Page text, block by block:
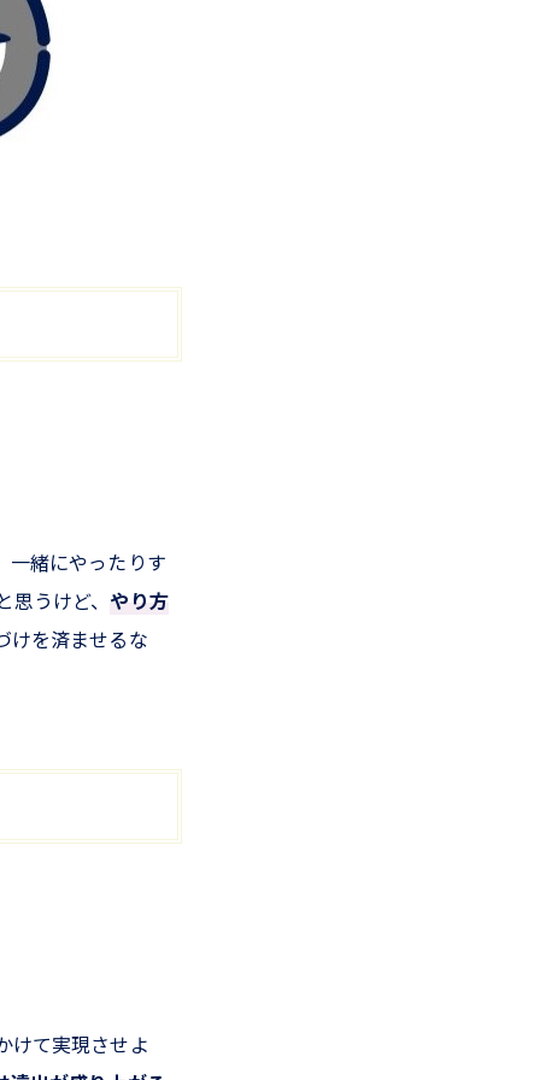
一緒にやったりす
思うけど、やり方
けを済ませるな
けて実現させよ